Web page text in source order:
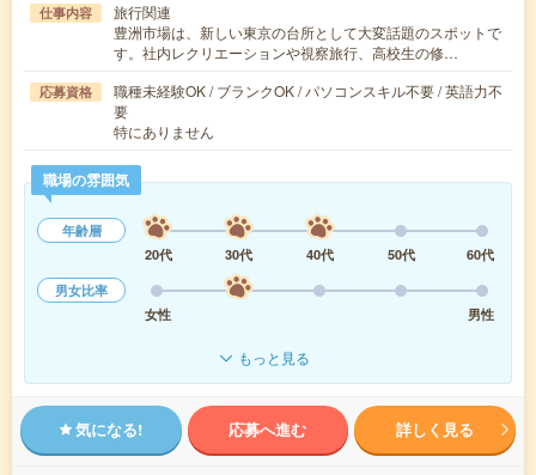
仕事内容
旅行関連
豊洲市場は、新しい東京の台所として大変話題のスポットで
す。社内レクリエーションや視察旅行、高校生の修…
応募資格
職種未経験OK / ブランクOK / パソコンスキル不要 / 英語力不
要
特にありません
職場の雰囲気
年齢層
20代
30代 40代 50代
60代
男女比率
女性
男性
もっと見る
気になる! 応募へ進む 詳しく見る